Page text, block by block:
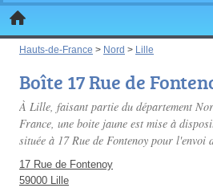
Hauts-de-France > Nord > Lille
Boîte 17 Rue de
À Lille, faisant partie du département
France, une boite jaune est mise à
située à 17 Rue de Fontenoy pour l'envoi
17 Rue de Fontenoy
59000 Lille